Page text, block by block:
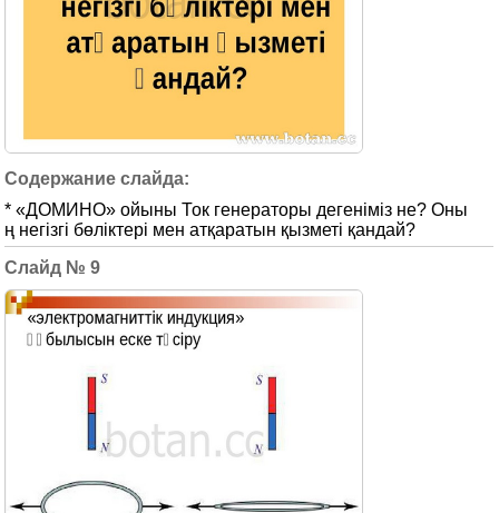
* «ДОМИНО» ойыны Ток генераторы дегеніміз не? Оны
ң негізгі бөліктері мен атқаратын қызметі қандай?
9